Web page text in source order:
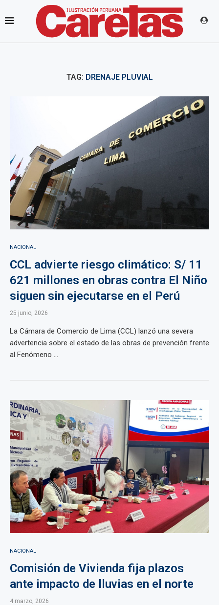
TAG: DRENAJE PLUVIAL
NACIONAL
CCL advierte riesgo climático: S/ 11
621 millones en obras contra El Niño
siguen sin ejecutarse en el Perú
25 junio, 2026
La Cámara de Comercio de Lima (CCL) lanzó una severa
advertencia sobre el estado de las obras de prevención frente
al Fenómeno ...
NACIONAL
Comisión de Vivienda fija plazos
ante impacto de lluvias en el norte
4 marzo, 2026